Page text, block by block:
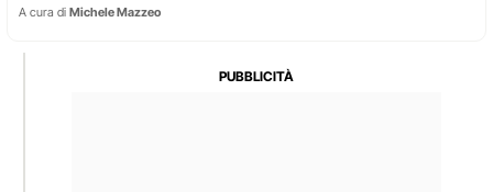
A cura di Michele Mazzeo